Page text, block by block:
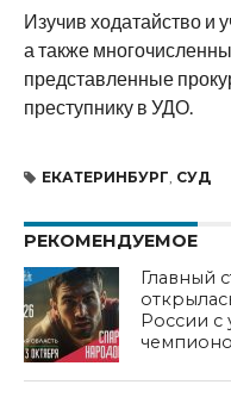
Изучив ходатайство и
а также
представленные
преступнику в УДО.
ЕКАТЕРИНБУРГ СУД
РЕКОМЕНДУЕМОЕ
Главный
России с